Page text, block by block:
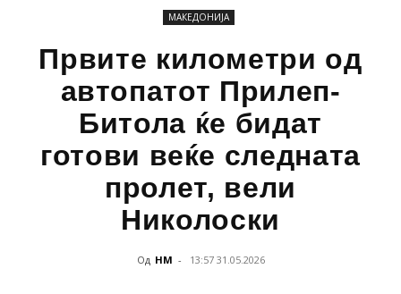
МАКЕДОНИЈА
Првите километри од
автопатот Прилеп-
Битола ќе бидат
готови веќе следната
пролет, вели
Николоски
Од НМ - 13:57 31.05.2026